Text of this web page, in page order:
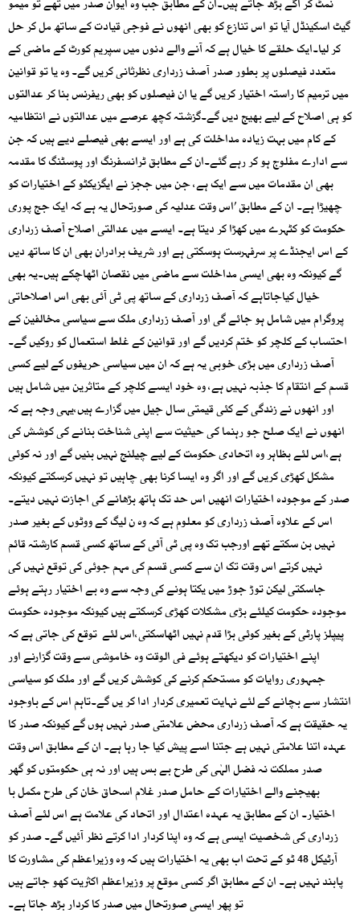
نمٹ کر آگے بڑھ جاتے ہیں۔ان کے مطابق جب وہ ایوان صدر میں تھے تو میمو
گیٹ اسکینڈل آیا تو اس تنازع کو بھی انھوں نے فوجی قیادت کے ساتھ مل کر حل
کر لیا۔ایک حلقے کا خیال ہے کہ آنے والے دنوں میں سپریم کورٹ کے ماضی کے
متعدد فیصلوں پر بطور صدر آصف زرداری نظرثانی کریں گے۔ وہ یا تو قوانین
میں ترمیم کا راستہ اختیار کریں گے یا ان فیصلوں کو بھی ریفرنس بنا کر عدالتوں
کو ہی اصلاح کے لیے بھیج دیں گے۔گزشتہ کچھ عرصے میں عدالتوں نے انتظامیہ
کے کام میں بہت زیادہ مداخلت کی ہے اور ایسے بھی فیصلے دیے ہیں کہ جن
سے ادارے مفلوج ہو کر رہے گئے۔ان کے مطابق ٹرانسفرنگ اور پوسٹنگ کا مقدمہ
بھی ان مقدمات میں سے ایک ہے، جن میں ججز نے ایگزیکٹو کے اختیارات کو
چھیڑا ہے۔ ان کے مطابق ’اس وقت عدلیہ کی صورتحال یہ ہے کہ ایک جج پوری
حکومت کو کٹہرے میں کھڑا کر دیتا ہے۔ ایسے میں عدالتی اصلاح آصف زرداری
کے اس ایجنڈے پر سرفہرست ہوسکتی ہے اور شریف برادران بھی ان کا ساتھ دیں
گے کیونکہ وہ بھی ایسی مداخلت سے ماضی میں نقصان اٹھاچکے ہیں۔یہ بھی
خیال کیاجاتاہے کہ آصف زرداری کے ساتھ پی ٹی آئی بھی اس اصلاحاتی
پروگرام میں شامل ہو جائے گی اور آصف زرداری ملک سے سیاسی مخالفین کے
احتساب کے کلچر کو ختم کردیں گے اور قوانین کے غلط استعمال کو روکیں گے۔
آصف زرداری میں بڑی خوبی یہ ہے کہ ان میں سیاسی حریفوں کے لیے کسی
قسم کے انتقام کا جذبہ نہیں ہے، وہ خود ایسے کلچر کے متاثرین میں شامل ہیں
اور انھوں نے زندگی کے کئی قیمتی سال جیل میں گزارے ہیں،یہی وجہ ہے کہ
انھوں نے ایک صلح جو رہنما کی حیثیت سے اپنی شناخت بنانے کی کوشش کی
ہے،اس لئے بظاہر وہ اتحادی حکومت کے لیے چیلنج نہیں بنیں گے اور نہ کوئی
مشکل کھڑی کریں گے اور اگر وہ ایسا کرنا بھی چاہیں تو نہیں کرسکتے کیونکہ
صدر کے موجودہ اختیارات انھیں اس حد تک ہاتھ بڑھانے کی اجازت نہیں دیتے۔
اس کے علاوہ آصف زرداری کو معلوم ہے کہ وہ ن لیگ کے ووٹوں کے بغیر صدر
نہیں بن سکتے تھے اورجب تک وہ پی ٹی آئی کے ساتھ کسی قسم کارشتہ قائم
نہیں کرتے اس وقت تک ان سے کسی قسم کی مہم جوئی کی توقع نہیں کی
جاسکتی لیکن توڑ جوڑ میں یکتا ہونے کی وجہ سے وہ بے اختیار رہتے ہوئے
موجودہ حکومت کیلئے بڑی مشکلات کھڑی کرسکتے ہیں کیونکہ موجودہ حکومت
پیپلز پارٹی کے بغیر کوئی بڑا قدم نہیں اٹھاسکتی،اس لئے توقع کی جاتی ہے کہ
اپنے اختیارات کو دیکھتے ہوئے فی الوقت وہ خاموشی سے وقت گزارنے اور
جمہوری روایات کو مستحکم کرنے کی کوشش کریں گے اور ملک کو سیاسی
انتشار سے بچانے کے لئے نہایت تعمیری کردار ادا کر یں گے۔تاہم اس کے باوجود
یہ حقیقت ہے کہ آصف زرداری محض علامتی صدر نہیں ہوں گے کیونکہ صدر کا
عہدہ اتنا علامتی نہیں ہے جتنا اسے پیش کیا جا رہا ہے۔ ان کے مطابق اس وقت
صدر مملکت نہ فضل الہٰی کی طرح بے بس ہیں اور نہ ہی حکومتوں کو گھر
بھیجنے والے اختیارات کے حامل صدر غلام اسحاق خان کی طرح مکمل با
اختیار۔ ان کے مطابق یہ عہدہ اعتدال اور اتحاد کی علامت ہے اس لئے آصف
زرداری کی شخصیت ایسی ہے کہ وہ اپنا کردار ادا کرتے نظر آئیں گے۔ صدر کو
آرٹیکل 48 ٹو کے تحت اب بھی یہ اختیارات ہیں کہ وہ وزیراعظم کی مشاورت کا
پابند نہیں ہے۔ ان کے مطابق اگر کسی موقع پر وزیراعظم اکثریت کھو جاتے ہیں
تو پھر ایسی صورتحال میں صدر کا کردار بڑھ جاتا ہے۔